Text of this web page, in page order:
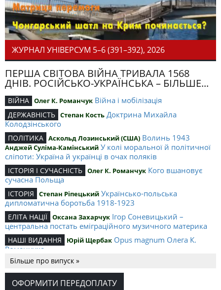
ЖУРНАЛ УНІВЕРСУМ 5–6 (391–392), 2026
ПЕРША СВІТОВА ВІЙНА ТРИВАЛА 1568
ДНІВ. РОСІЙСЬКО-УКРАЇНСЬКА – БІЛЬШЕ...
ВІЙНА Олег К. Романчук Війна і мобілізація
ДЕРЖАВНІСТЬ Степан Кость Доктрина Михайла
Колодзінського
ПОЛІТИКА Аскольд Лозинський (США) Волинь 1943
Анджей Суліма-Камінський У колі моральної й політичної
сліпоти: Україна й українці в очах поляків
ІСТОРІЯ І СУЧАСНІСТЬ Олег К. Романчук Кого вшановує
сучасна Польща
ІСТОРІЯ Степан Ріпецький Українсько-польська
дипломатична боротьба 1918-1923
ЕЛІТА НАЦІЇ Оксана Захарчук Ігор Соневицький –
центральна постать еміграційного музичного материка
НАШІ ВИДАННЯ Юрій Щербак Opus magnum Олега К.
Романчука
РЕЦЕНЗІЇ Петро Іванишин
Романчука
СЛОВО РЕДАКЦІЙНЕ Олег К. Романчук
Більше про випуск »
ОФОРМИТИ ПЕРЕДОПЛАТУ